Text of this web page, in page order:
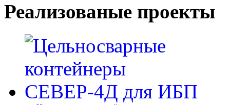
Реализованые проекты